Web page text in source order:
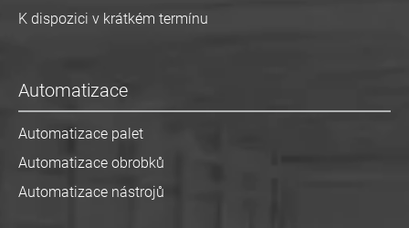
K dispozici v krátkém termínu
Automatizace
Automatizace palet
Automatizace obrobků
Automatizace nástrojů